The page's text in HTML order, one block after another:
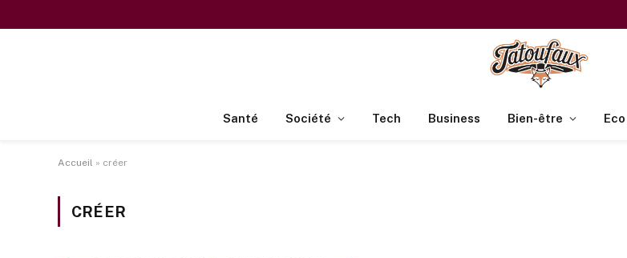
Santé Société Tech Business Bien-être Eco
Accueil » créer
CRÉER